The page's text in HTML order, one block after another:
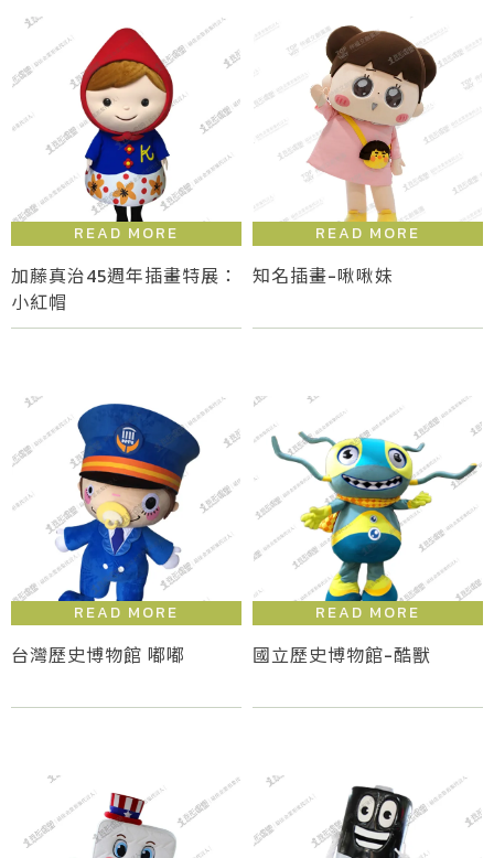
加藤真治45週年插畫特展：
小紅帽
知名插畫-啾啾妹
台灣歷史博物館 嘟嘟 國立歷史博物館-酷獸